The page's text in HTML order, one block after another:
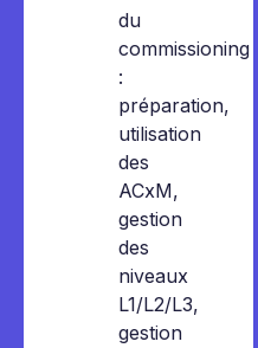
du
commissioning
:
préparation,
utilisation
des
ACxM,
gestion
des
niveaux
L1/L2/L3,
gestion